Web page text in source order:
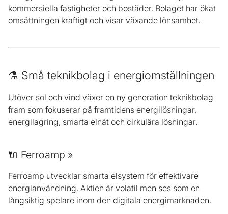
kommersiella fastigheter och bostäder. Bolaget har ökat
omsättningen kraftigt och visar växande lönsamhet.
⚗️ Små teknikbolag i energiomställningen
Utöver sol och vind växer en ny generation teknikbolag
fram som fokuserar på framtidens energilösningar,
energilagring, smarta elnät och cirkulära lösningar.
🔌 Ferroamp »
Ferroamp utvecklar smarta elsystem för effektivare
energianvändning. Aktien är volatil men ses som en
långsiktig spelare inom den digitala energimarknaden.